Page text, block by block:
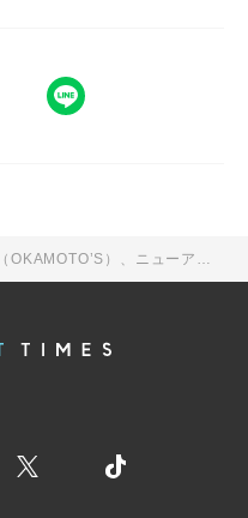
オカモトコウキ（OKAMOTO’S）、ニューアルバム『時のぬけがら』より新曲「SMOKE」を先行配信＆MV公開